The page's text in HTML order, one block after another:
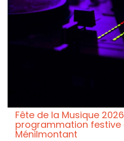
Fête de la Musique
programmation festive
Ménilmontant